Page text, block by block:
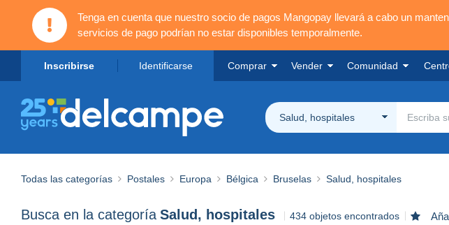
Tenga en cuenta que nuestro socio de pagos Mangopay llevará a cabo un
servicios de pago podrían no estar disponibles temporalmente.
Inscribirse Identificarse Comprar Vender Comunidad
Salud, hospitales
Todas las categorías Postales Europa Bélgica Bruselas Salud, hospitales
Busca en la categoría Salud, hospitales 434 objetos encontrados